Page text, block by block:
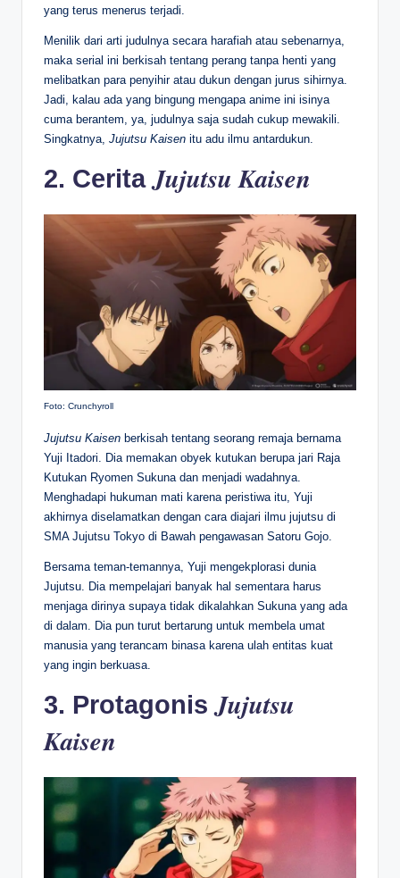
yang terus menerus terjadi.
Menilik dari arti judulnya secara harafiah atau sebenarnya,
maka serial ini berkisah tentang perang tanpa henti yang
melibatkan para penyihir atau dukun dengan jurus sihirnya.
Jadi, kalau ada yang bingung mengapa anime ini isinya
cuma berantem, ya, judulnya saja sudah cukup mewakili.
Singkatnya, Jujutsu Kaisen itu adu ilmu antardukun.
2. CeritaJujutsu Kaisen
Foto: Crunchyroll
Jujutsu Kaisen berkisah tentang seorang remaja bernama
Yuji Itadori. Dia memakan obyek kutukan berupa jari Raja
Kutukan Ryomen Sukuna dan menjadi wadahnya.
Menghadapi hukuman mati karena peristiwa itu, Yuji
akhirnya diselamatkan dengan cara diajari ilmu jujutsu di
SMA Jujutsu Tokyo di Bawah pengawasan Satoru Gojo.
Bersama teman-temannya, Yuji mengekplorasi dunia
Jujutsu. Dia mempelajari banyak hal sementara harus
menjaga dirinya supaya tidak dikalahkan Sukuna yang ada
di dalam. Dia pun turut bertarung untuk membela umat
manusia yang terancam binasa karena ulah entitas kuat
yang ingin berkuasa.
3. ProtagonisJujutsu
Kaisen